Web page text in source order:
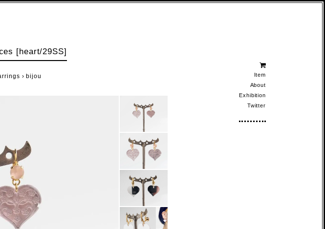
Item
About
Exhibition
Twitter
[heart/29SS]
›bijou